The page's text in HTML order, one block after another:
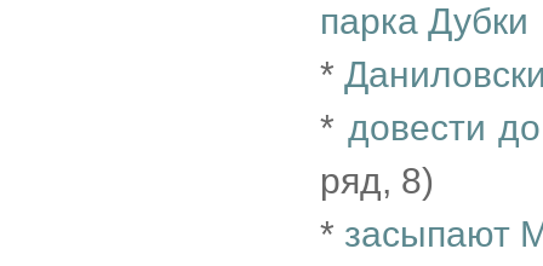
парка Дубки
*
* довести
ряд, 8)
* засыпают